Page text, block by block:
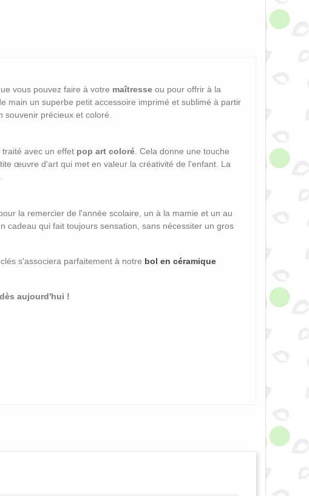
vous pouvez faire à votre maîtresse ou pour offrir à la
main un superbe petit accessoire imprimé et sublimé à partir
souvenir précieux et coloré.
avec un effet pop art coloré . Cela donne une touche
œuvre d'art qui met en valeur la créativité de l'enfant. La
la remercier de l'année scolaire, un à la mamie et un au
cadeau qui fait toujours sensation, sans nécessiter un gros
s'associera parfaitement à notre bol en céramique
aujourd'hui !